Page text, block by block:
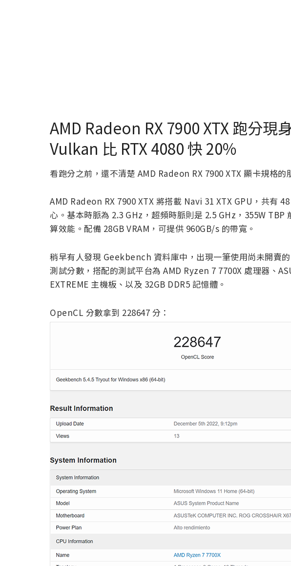
AMD Radeon RX 7900 XTX 跑分現
Vulkan 比 RTX 4080 快 20%
看跑分之前，還不清楚 AMD Radeon RX 7900 XTX 顯卡規格的
AMD Radeon RX 7900 XTX 將搭載 Navi 31 XTX GPU，共有
心。基本時脈為 2.3 GHz，超頻時脈則是 2.5 GHz，355W TBP
算效能。配備 28GB VRAM，可提供 960GB/s 的帶寬。
稍早有人發現 Geekbench 資料庫中，出現一筆使用尚未開賣
測試分數，搭配的測試平台為 AMD Ryzen 7 7700X 處理器、
EXTREME 主機板、以及 32GB DDR5 記憶體。
OpenCL 分數拿到 228647 分：